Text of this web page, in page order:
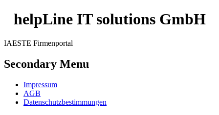
helpLine IT solutions GmbH
IAESTE Firmenportal
Secondary Menu
Impressum
AGB
Datenschutzbestimmungen